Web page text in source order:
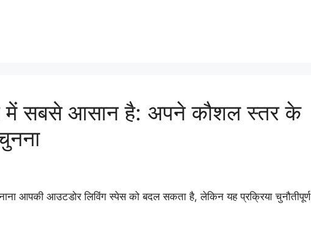
में सबसे आसान है: अपने कौशल स्तर के
आपकी आउटडोर लिविंग स्पेस को बदल सकता है, लेकिन यह प्रक्रिया चुनौतीपूर्ण